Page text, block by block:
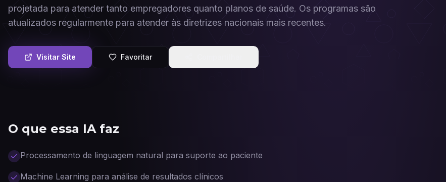
projetada para atender tanto empregadores quanto planos de saúde. Os programas são
atualizados regularmente para atender às diretrizes nacionais mais recentes.
Visitar Site Favoritar
O que essa IA faz
Processamento de linguagem natural para suporte ao paciente
Machine Learning para análise de resultados clínicos